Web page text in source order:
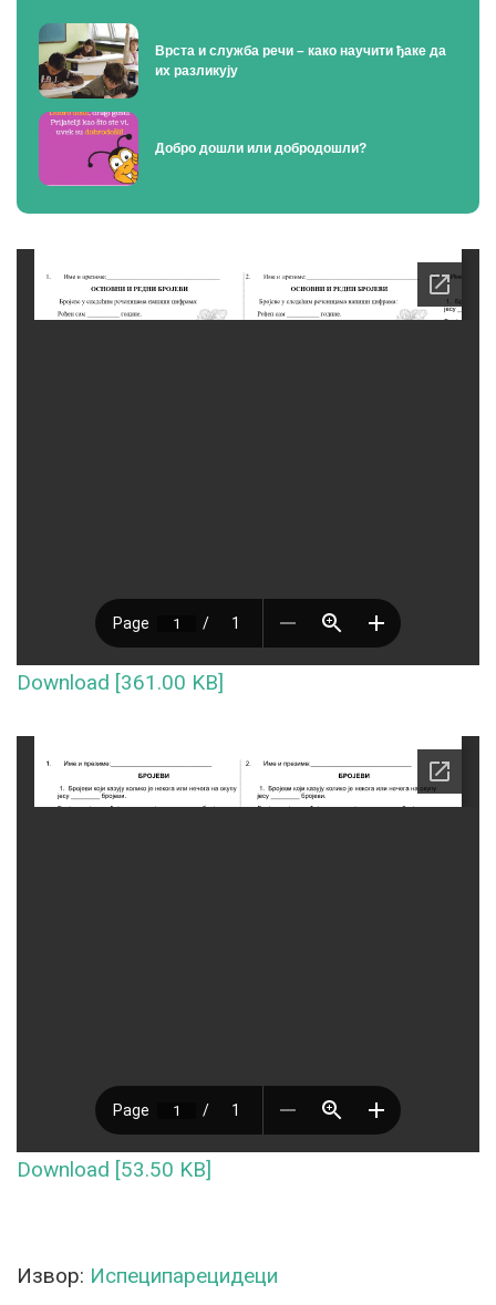
Врста и служба речи – како научити ђаке да
их разликују
Добро дошли или добродошли?
Download [361.00 KB]
Download [53.50 KB]
Извор: Испеципарецидеци